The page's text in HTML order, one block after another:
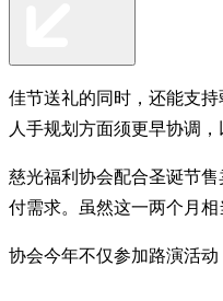
佳节送礼的同时，还能支
人手规划方面须更早协调，
慈光福利协会配合圣诞节
付需求。虽然这一两个月相
协会今年不仅参加路演活